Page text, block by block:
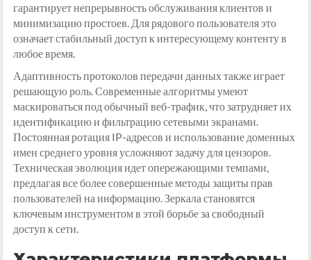
гарантирует непрерывность обслуживания клиентов и
минимизацию простоев. Для рядового пользователя это
означает стабильный доступ к интересующему контенту в
любое время.
Адаптивность протоколов передачи данных также играет
решающую роль. Современные алгоритмы умеют
маскироваться под обычный веб-трафик, что затрудняет их
идентификацию и фильтрацию сетевыми экранами.
Постоянная ротация IP-адресов и использование доменных
имен среднего уровня усложняют задачу для цензоров.
Техническая эволюция идет опережающими темпами,
предлагая все более совершенные методы защиты прав
пользователей на информацию. Зеркала становятся
ключевым инструментом в этой борьбе за свободный
доступ к сети.